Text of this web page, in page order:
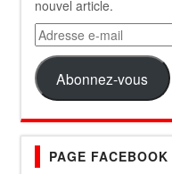
nouvel article.
Adresse
e-
mail
Abonnez-vous
PAGE FACEBOOK